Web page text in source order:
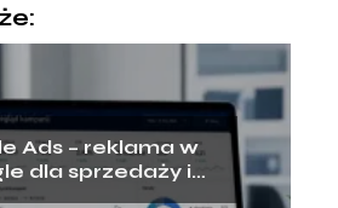
Ads – reklama w
dla sprzedaży i
firmy